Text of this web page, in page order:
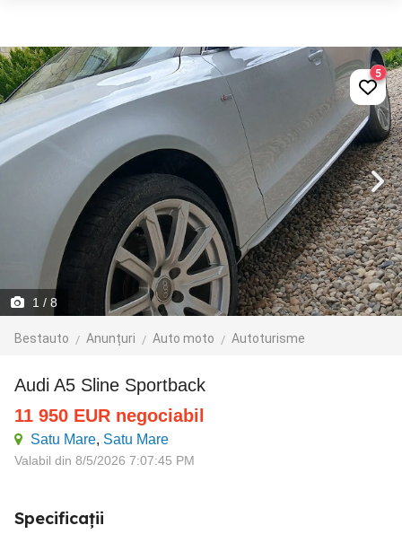
1 / 8
Bestauto Anunțuri Auto moto Autoturisme
5
Audi A5 Sline Sportback
11 950 EUR negociabil
Satu Mare, Satu Mare
Valabil din 8/5/2026 7:07:45 PM
Specificații